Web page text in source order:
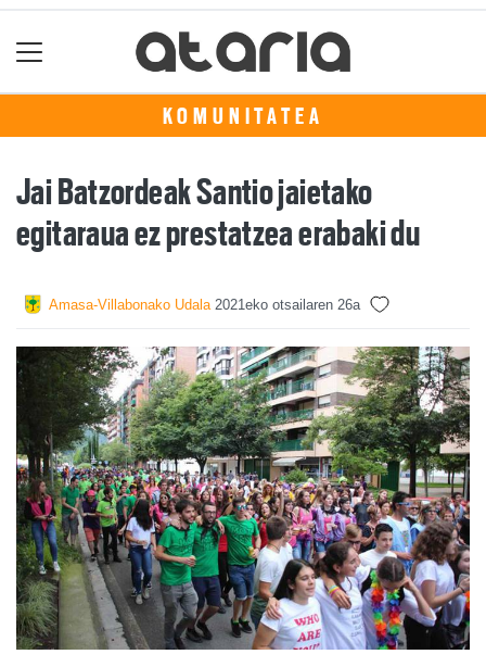
KOMUNITATEA
Jai Batzordeak Santio jaietako
egitaraua ez prestatzea erabaki du
Amasa-Villabonako Udala 2021eko otsailaren 26a